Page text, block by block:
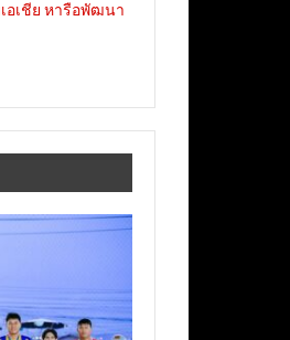
อเชีย หารือพัฒนา